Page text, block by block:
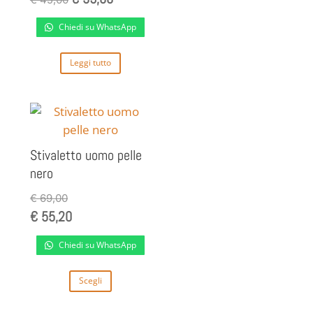
essere
scelte
nella
del
prezzo
originale
era:
€ 45,00.
prezzo
attuale
è:
€ 39,00.
Chiedi su WhatsApp
Leggi tutto
Stivaletto uomo pelle
nero
€69,00
€55,20
Chiedi su WhatsApp
Scegli
prodotto